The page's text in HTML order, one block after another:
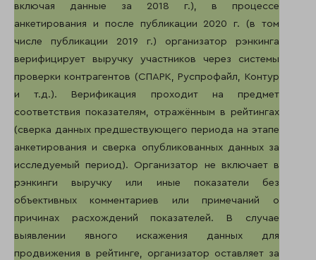
включая данные за 2018 г.), в процессе
анкетирования и после публикации 2020 г. (в том
числе публикации 2019 г.) организатор рэнкинга
верифицирует выручку участников через системы
проверки контрагентов (СПАРК, Руспрофайл, Контур
и т.д.). Верификация проходит на предмет
соответствия показателям, отражённым в рейтингах
(сверка данных предшествующего периода на этапе
анкетирования и сверка опубликованных данных за
исследуемый период). Организатор не включает в
рэнкинги выручку или иные показатели без
объективных комментариев или примечаний о
причинах расхождений показателей. В случае
выявлении явного искажения данных для
продвижения в рейтинге, организатор оставляет за